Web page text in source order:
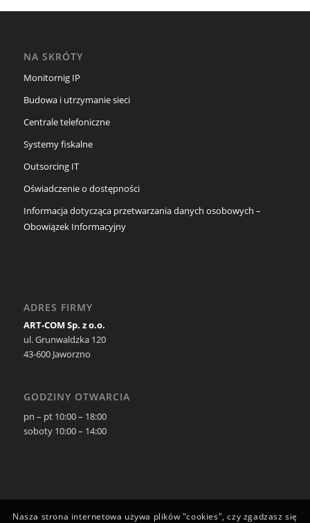
NA SKRÓTY
Monitornig IP
Budowa i utrzymanie sieci
Centrale telefoniczne
Systemy fiskalne
Outsorcing IT
Oświadczenie o dostępności
Informacja dotycząca przetwarzania danych osobowych –
Obowiązek Informacyjny
ADRES FIRMY
ART-COM Sp. z o.o.
ul. Grunwaldzka 120
43-600 Jaworzno
GODZINY OTWARCIA
pn – pt 10:00 – 18:00
soboty 10:00 – 14:00
Nasza strona internetowa używa plików "cookies", czy zgadzasz się